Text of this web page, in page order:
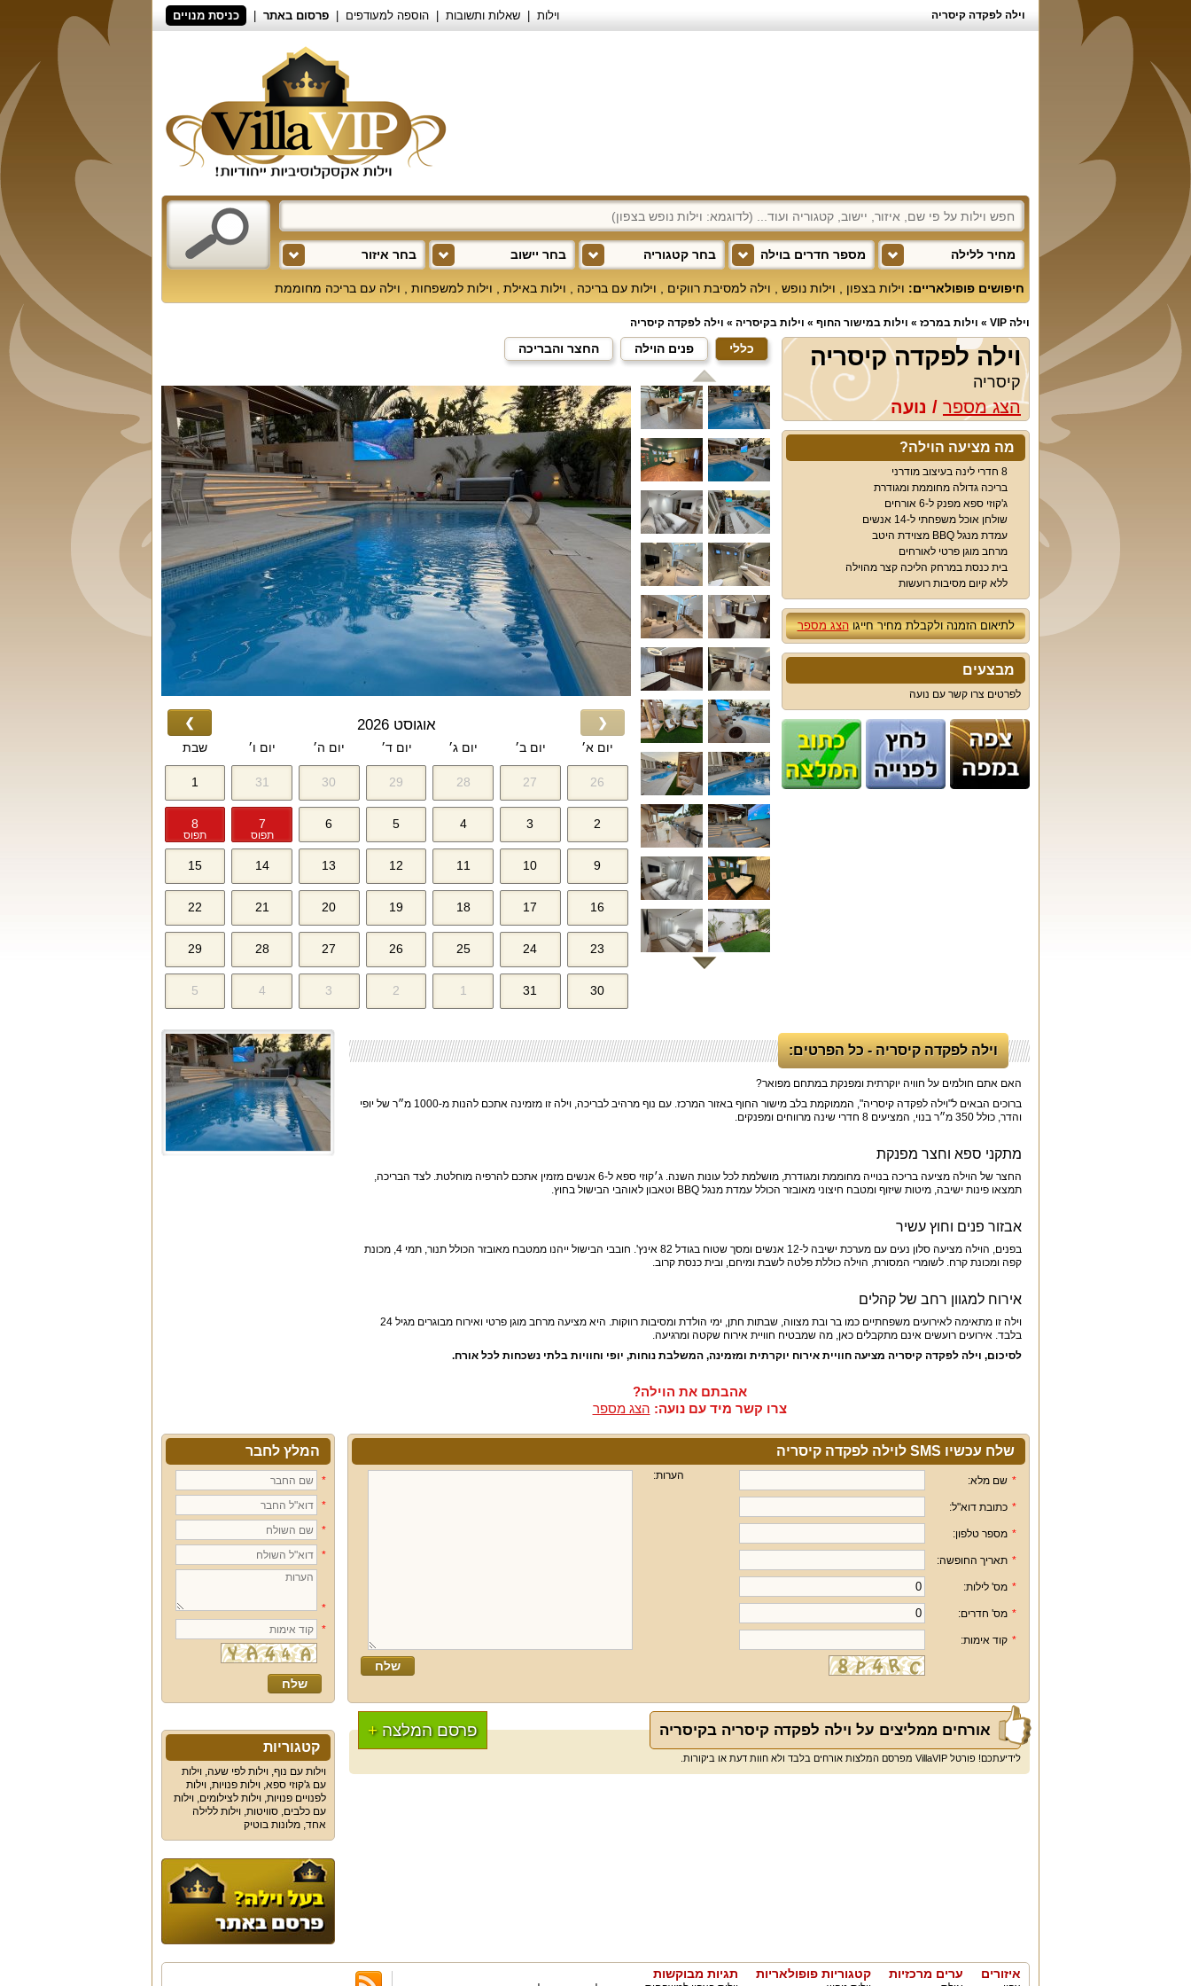
וילה לפקדה קיסריה וילות שאלות ותשובות הוספה למעודפים פרסום באתר כניסת מנויים
בחר איזור בחר יישוב בחר קטגוריה מספר חדרים בוילה מחיר ללילה
חיפושים פופולאריים: וילות בצפון וילות נופש וילה למסיבת רווקים וילות עם בריכה וילות באילת וילות למשפחות וילה עם בריכה מחוממת
וילה VIP » וילות במרכז » וילות במישור החוף » וילות בקיסריה » וילה לפקדה קיסריה
וילה לפקדה קיסריה
קיסריה
הצג מספר / נועה
מה מציעה הוילה?
8 חדרי לינה בעיצוב מודרני
בריכה גדולה מחוממת ומגודרת
ג'קוזי ספא מפנק ל-6 אורחים
שולחן אוכל משפחתי ל-14 אנשים
עמדת מנגל BBQ מצוידת היטב
מרחב מוגן פרטי לאורחים
בית כנסת במרחק הליכה קצר מהוילה
ללא קיום מסיבות רועשות
לתיאום הזמנה ולקבלת מחיר חייגוהצג מספר
מבצעים
לפרטים צרו קשר עם נועה
כללי פנים הוילה החצר והבריכה
אוגוסט 2026
יום א׳ יום ב׳ יום ג׳ יום ד׳ יום ה׳ יום ו׳ שבת
26
27
28
29
30
31
1
2
3
4
5
6
7
תפוס
8
תפוס
9
10
11
12
13
14
15
16
17
18
19
20
21
22
23
24
25
26
27
28
29
30
31
1
2
3
4
5
❯ ❮
וילה לפקדה קיסריה - כל הפרטים:
האם אתם חולמים על חוויה יוקרתית ומפנקת במתחם מפואר?
ברוכים הבאים ל"וילה לפקדה קיסריה", הממוקמת בלב מישור החוף באזור המרכז. עם נוף מרהיב לבריכה, וילה זו מזמינה אתכם להנות מ-1000 מ״ר של יופי
והדר, כולל 350 מ״ר בנוי, המציעים 8 חדרי שינה מרווחים ומפנקים.
מתקני ספא וחצר מפנקת
החצר של הוילה מציעה בריכה בנוייה מחוממת ומגודרת, מושלמת לכל עונות השנה. ג׳קוזי ספא ל-6 אנשים מזמין אתכם להרפיה מוחלטת. לצד הבריכה,
תמצאו פינות ישיבה, מיטות שיזוף ומטבח חיצוני מאובזר הכולל עמדת מנגל BBQ וטאבון לאוהבי הבישול בחוץ.
אבזור פנים וחוץ עשיר
בפנים, הוילה מציעה סלון נעים עם מערכת ישיבה ל-12 אנשים ומסך שטוח בגודל 82 אינץ'. חובבי הבישול ייהנו ממטבח מאובזר הכולל תנור, תמי 4, מכונת
קפה ומכונת קרח. לשומרי המסורת, הוילה כוללת פלטה לשבת ומיחם, ובית כנסת קרוב.
אירוח למגוון רחב של קהלים
וילה זו מתאימה לאירועים משפחתיים כמו בר ובת מצווה, שבתות חתן, ימי הולדת ומסיבות רווקות. היא מציעה מרחב מוגן פרטי ואירוח מבוגרים מגיל 24
בלבד. אירועים רועשים אינם מתקבלים כאן, מה שמבטיח חוויית אירוח שקטה ומרגיעה.
לסיכום, וילה לפקדה קיסריה מציעה חוויית אירוח יוקרתית ומזמינה, המשלבת נוחות, יופי וחוויות בלתי נשכחות לכל אורח.
אהבתם את הוילה?
צרו קשר מיד עם נועה: הצג מספר
שלח עכשיו SMS לוילה לפקדה קיסריה
הערות: * שם מלא:
* כתובת דוא"ל:
* מספר טלפון:
* תאריך החופשה:
* מס' לילות:
* מס' חדרים:
* קוד אימות:
המלץ לחבר
*
*
*
*
*
*
פרסם המלצה + אורחים ממליצים על וילה לפקדה קיסריה בקיסריה
לידיעתכם! פורטל VillaVIP מפרסם המלצות אורחים בלבד ולא חוות דעת או ביקורות.
קטגוריות
וילות עם נוף, וילות לפי שעה, וילות
עם ג'קוזי ספא, וילות פנויות, וילות
לפנויים פנויות, וילות לצילומים, וילות
עם כלבים, סוויטות, וילות ללילה
אחד, מלונות בוטיק
איזורים ערים מרכזיות קטגוריות פופולאריות תגיות מבוקשות